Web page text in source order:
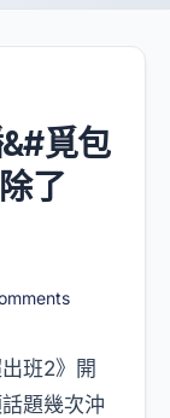
覓包
了
班2》開
題幾次沖